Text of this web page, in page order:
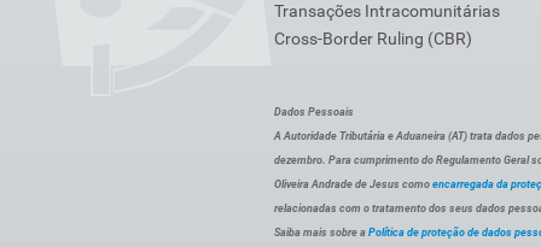
Transações Intracomunitárias
Cross-Border Ruling (CBR)
Dados Pessoais
A Autoridade Tributária e Aduaneira (AT) trata dados
dezembro. Para cumprimento do Regulamento Geral
Oliveira Andrade de Jesus como encarregada da
relacionadas com o tratamento dos seus dados
Saiba mais sobre a Política de proteção de dados